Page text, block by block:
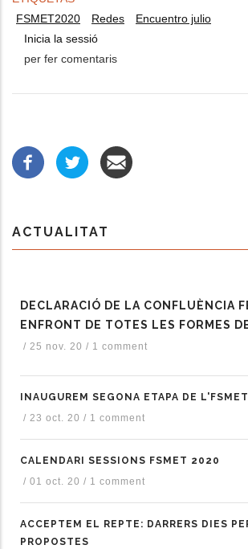
FSMET2020
Redes
Encuentro julio
Inicia la sessió
per fer comentaris
ACTUALITAT
DECLARACIÓ DE LA CONFLUÈNCIA
ENFRONT DE TOTES LES FORMES
/ 25 nov. 20 / 1 comment
INAUGUREM SEGONA ETAPA DE L'FSMET
/ 23 oct. 20 / 1 comment
CALENDARI SESSIONS FSMET 2020
/ 01 oct. 20 / 1 comment
ACCEPTEM EL REPTE: DARRERS DIES
PROPOSTES